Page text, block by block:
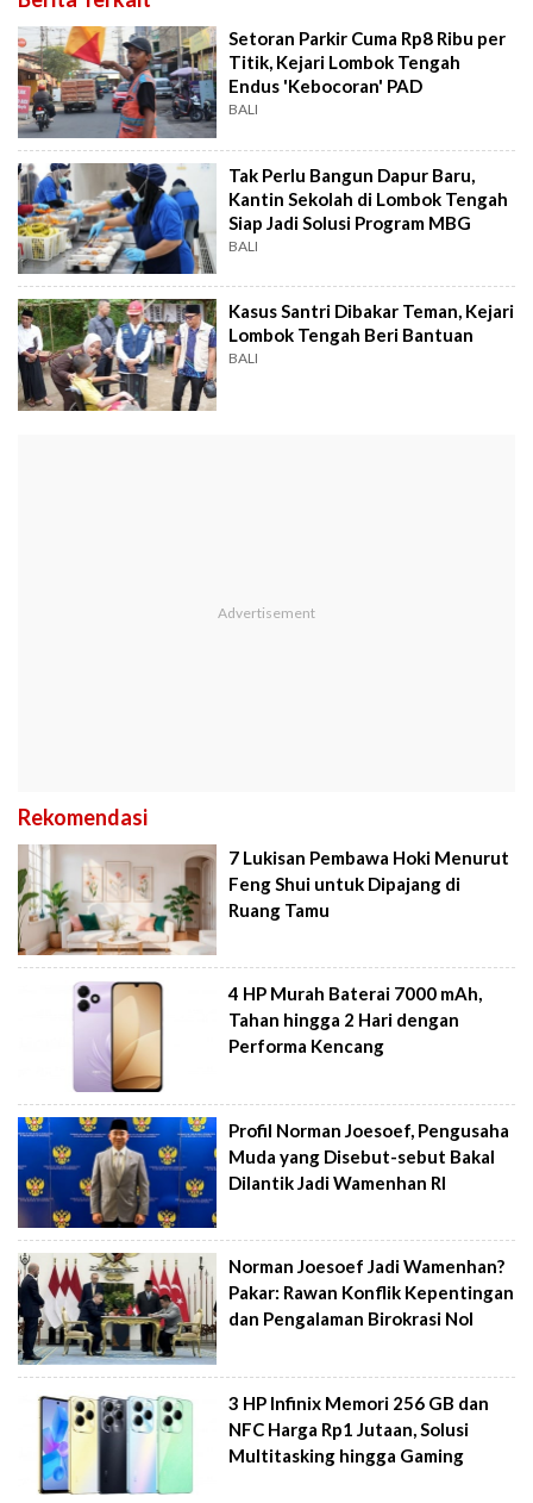
Setoran Parkir Cuma Rp8 Ribu per
Titik, Kejari Lombok Tengah
Endus 'Kebocoran' PAD
BALI
Tak Perlu Bangun Dapur Baru,
Kantin Sekolah di Lombok Tengah
Siap Jadi Solusi Program MBG
BALI
Kasus Santri Dibakar Teman, Kejari
Lombok Tengah Beri Bantuan
BALI
Rekomendasi
7 Lukisan Pembawa Hoki Menurut
Feng Shui untuk Dipajang di
Ruang Tamu
4 HP Murah Baterai 7000 mAh,
Tahan hingga 2 Hari dengan
Performa Kencang
Profil Norman Joesoef, Pengusaha
Muda yang Disebut-sebut Bakal
Dilantik Jadi Wamenhan RI
Norman Joesoef Jadi Wamenhan?
Pakar: Rawan Konflik Kepentingan
dan Pengalaman Birokrasi Nol
3 HP Infinix Memori 256 GB dan
NFC Harga Rp1 Jutaan, Solusi
Multitasking hingga Gaming